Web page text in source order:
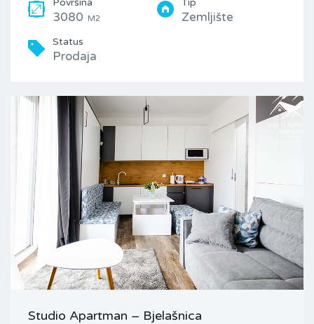
Površina
3080 M2
Tip
Zemljište
Status
Prodaja
Studio Apartman – Bjelašnica